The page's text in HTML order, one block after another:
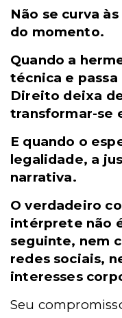
Não se curva
do momento.
Quando a
técnica e
Direito deixa
transformar-se
E quando o
legalidade, a
narrativa.
O verdadeiro
intérprete não
seguinte, nem
redes sociais,
interesses
Seu